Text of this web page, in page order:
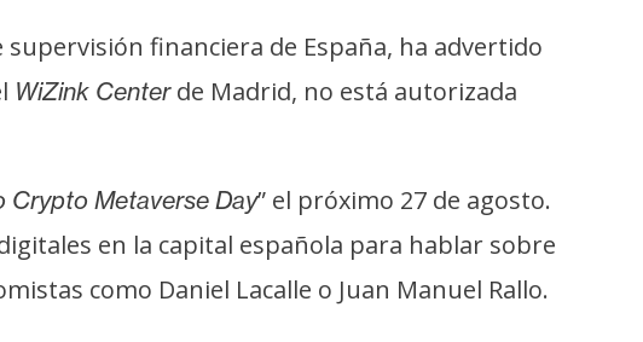
financiera de España, ha advertido
WiZink Centerde Madrid, no está autorizada
Crypto Metaverse Day” el próximo 27 de agosto.
en la capital española para hablar sobre
como Daniel Lacalle o Juan Manuel Rallo.